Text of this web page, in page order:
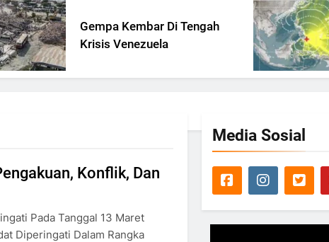
Gempa Kembar Di Tengah
Krisis Venezuela
2
Konflik, Dan
Pada Tanggal 13 Maret
Diperingati Dalam Rangka
Media Sosial